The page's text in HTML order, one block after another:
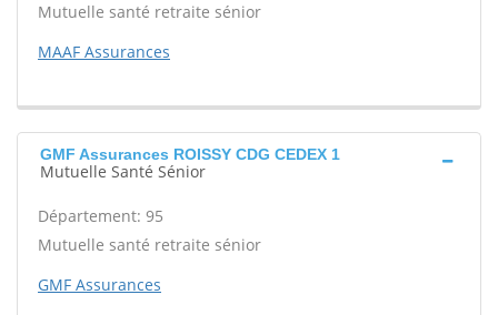
Mutuelle santé retraite sénior
MAAF Assurances
GMF Assurances ROISSY CDG CEDEX 1
Mutuelle Santé Sénior
Département: 95
Mutuelle santé retraite sénior
GMF Assurances